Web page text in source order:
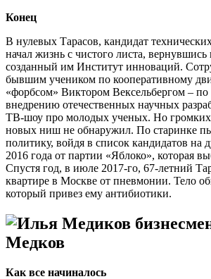
Конец
В нулевых Тарасов, кандидат
начал жизнь с чистого листа, вернувшись
созданный им Институт инноваций.
бывшим учеником по кооперативному
«форбсом» Виктором Вексельбергом – по
внедрению отечественных научных
ТВ-шоу про молодых ученых. Но
новых ниш не обнаружил. По старинке
политику, войдя в список кандидатов на
2016 года от партии «Яблоко», которая
Спустя год, в июле 2017-го, 67-летний
квартире в Москве от пневмонии. Тело
который привез ему антибиотики.
Медков
Как все начиналось